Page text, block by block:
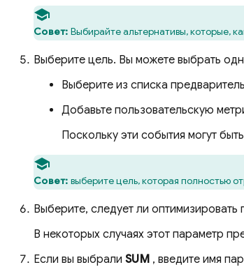
Совет: Выбирайте альтернативы, которые,
Выберите цель. Вы можете выбрать
Выберите из списка
Добавьте пользовательскую
Поскольку эти события могут
Совет: выберите цель, которая полностью
Выберите, следует ли оптимизировать
В некоторых случаях этот параметр
Если вы выбрали SUM, введите имя